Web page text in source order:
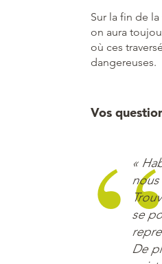
Sur la fin de
on aura
où ces
dangereuses.
Vos
«
se
De